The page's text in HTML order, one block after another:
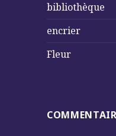
bibliothèque
encrier
Fleur